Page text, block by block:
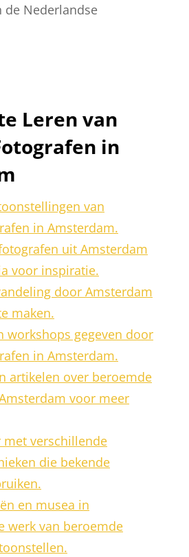
de Nederlandse
Leren van
in
van
in Amsterdam.
uit Amsterdam
voor inspiratie.
door Amsterdam
maken.
workshops gegeven door
in Amsterdam.
artikelen over beroemde
voor meer
met verschillende
die bekende
en musea in
werk van beroemde